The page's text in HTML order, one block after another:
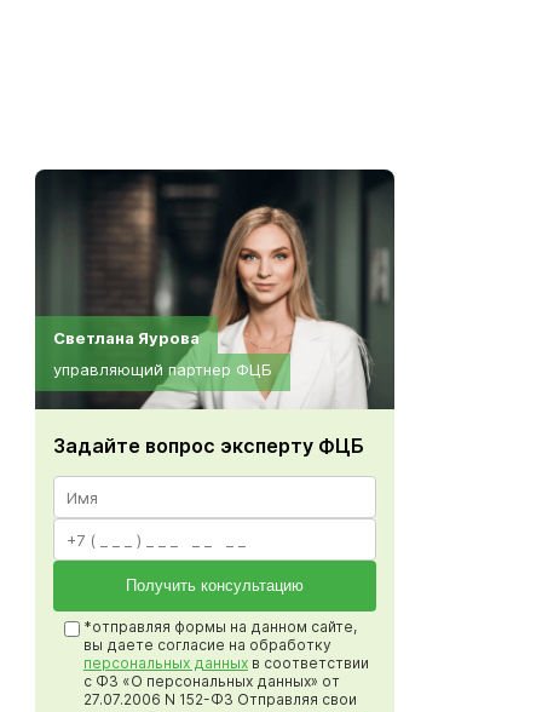
Светлана Яурова
управляющий партнер ФЦБ
Задайте вопрос эксперту ФЦБ
Получить консультацию
*отправляя формы на данном сайте,
вы даете согласие на обработку
персональных данныхв соответствии
с ФЗ «О персональных данных» от
27.07.2006 N 152-ФЗ Отправляя свои